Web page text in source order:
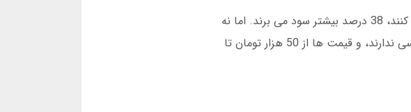
در مارس 2025، آمار نشان داد کاربران حرفه ای که از نرم افزار آنالیز فوتبال شرط بندی استفاده می کنند، 38 درصد بیشتر سود می برند. اما نه
همه نرم افزارها یکسان هستند. مثلاً برخی روی لیگ های آسیایی تمرکز دارند، برخی پشتیبانی فارسی ندارند، و قیمت ها از 50 هزار تومان تا